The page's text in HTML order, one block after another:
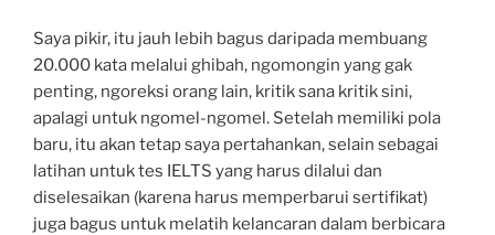
Saya pikir, itu jauh lebih bagus daripada membuang
20.000 kata melalui ghibah, ngomongin yang gak
penting, ngoreksi orang lain, kritik sana kritik sini,
apalagi untuk ngomel-ngomel. Setelah memiliki pola
baru, itu akan tetap saya pertahankan, selain sebagai
latihan untuk tes IELTS yang harus dilalui dan
diselesaikan (karena harus memperbarui sertifikat)
juga bagus untuk melatih kelancaran dalam berbicara